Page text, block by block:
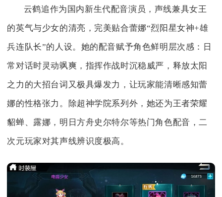
云鹤追作为国内新生代配音演员，声线兼具女王
的英气与少女的清亮，完美贴合蕾娜“烈阳星女神+雄
兵连队长”的人设。她的配音赋予角色鲜明层次感：日
常对话时灵动飒爽，指挥作战时沉稳威严，释放太阳
之力的大招台词又极具爆发力，让玩家能清晰感知蕾
娜的性格张力。除超神学院系列外，她还为王者荣耀
貂蝉、露娜，明日方舟史尔特尔等热门角色配音，二
次元玩家对其声线辨识度极高。